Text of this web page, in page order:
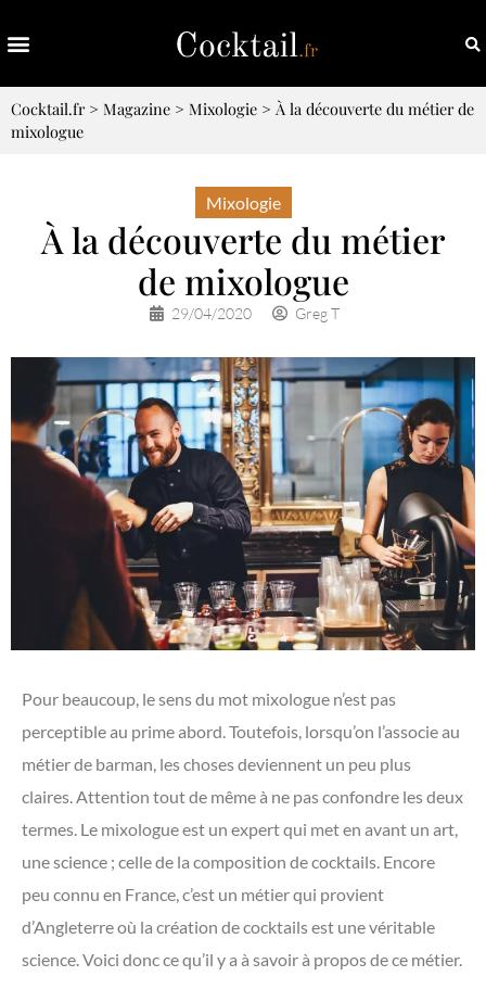
Cocktail.fr> Magazine > Mixologie > À la découverte du métier de
mixologue
Mixologie
À la découverte du métier
de mixologue
29/04/2020 Greg T
Pour beaucoup, le sens du mot mixologue n’est pas
perceptible au prime abord. Toutefois, lorsqu’on l’associe au
métier de barman, les choses deviennent un peu plus
claires. Attention tout de même à ne pas confondre les deux
termes. Le mixologue est un expert qui met en avant un art,
une science ; celle de la composition de cocktails. Encore
peu connu en France, c’est un métier qui provient
d’Angleterre où la création de cocktails est une véritable
science. Voici donc ce qu’il y a à savoir à propos de ce métier.